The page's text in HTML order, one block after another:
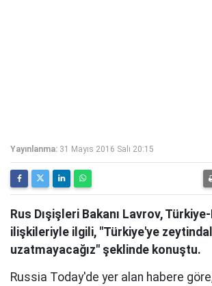
Yayınlanma: 31 Mayıs 2016 Salı 20:15
Rus Dışişleri Bakanı Lavrov,
ilişkileriyle ilgili, "Türkiye'ye
uzatmayacağız" şeklinde konuştu.
Russia Today'de yer alan habere